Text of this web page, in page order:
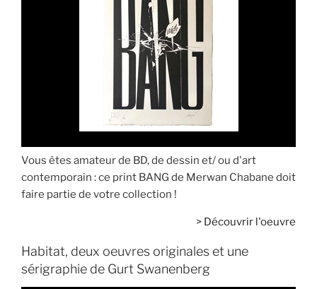
Vous êtes amateur de BD, de dessin et/ ou d'art
contemporain : ce print BANG de Merwan Chabane doit
faire partie de votre collection !
> Découvrir l'oeuvre
Habitat, deux oeuvres originales et une
sérigraphie de Gurt Swanenberg